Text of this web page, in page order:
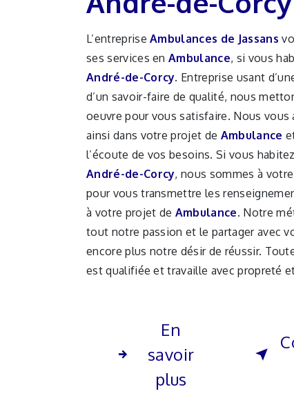
L’entrepriseAmbulances de Jassans
ses services enAmbulance, si vous
André-de-Corcy. Entreprise usant
d’un savoir-faire de qualité, nous
oeuvre pour vous satisfaire. Nous vous
ainsi dans votre projet de Ambulance
l’écoute de vos besoins. Si vous
André-de-Corcy, nous sommes à
pour vous transmettre les
à votre projet de Ambulance. Notre
tout notre passion et le partager avec
encore plus notre désir de réussir.
est qualifiée et travaille avec propreté
En
savoir
plus